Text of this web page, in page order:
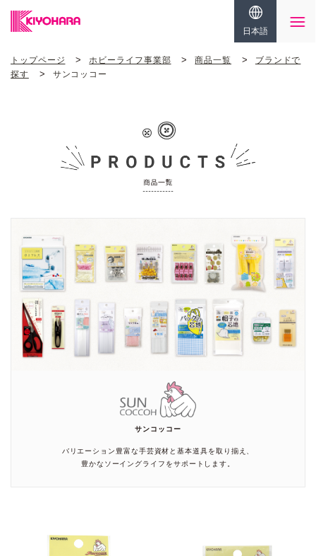
日本語
トップページ ホビーライフ事業部 商品一覧
ブランドで
探す
サンコッコー
サンコッコー
バリエーション豊富な手芸資材と基本道具を取り揃え、
豊かなソーイングライフをサポートします。